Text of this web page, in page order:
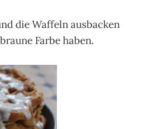
die Waffeln ausbacken
Farbe haben.